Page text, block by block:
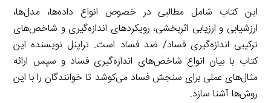
n
k
I
n
r
a
m
t
این کتاب شامل مطالبی در خصوص انواع داده‌ها، مدل‌ها،
ارزشیابی و ارزیابی اثربخشی، رویکردهای اندازه‌گیری و شاخص‌های
ترکیبی اندازه‌گیری فساد/ ضد فساد است. تراپنل نویسنده این
کتاب با بیان انواع شاخص‌های اندازه‌گیری فساد و سپس ارائه
مثال‌های عملی برای سنجش فساد می‌کوشد تا خوانندگان را با این
روش‌ها آشنا سازد.